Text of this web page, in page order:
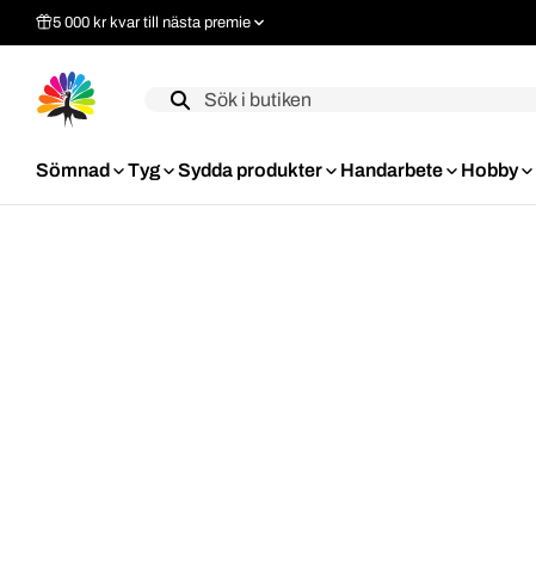
5 000 kr kvar till nästa premie
Label
Sömnad Tyg Sydda produkter Handarbete Hobby